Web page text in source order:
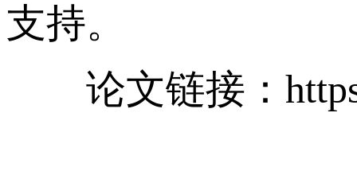
支持。
论文链接：